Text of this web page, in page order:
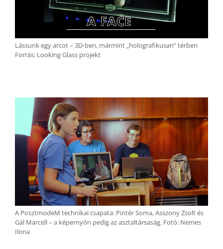
Lássunk egy arcot – 3D-ben, mármint „holografikusan” térben
Forrás: Looking Glass projekt
A PosztmodeM technikai csapata: Pintér Soma, Asszony Zsolt és
Gál Marcell – a képernyőn pedig az asztaltársaság. Fotó: Nemes
Ilona